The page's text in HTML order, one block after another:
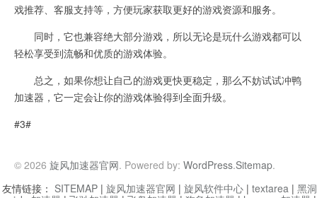
戏推荐、客服支持等，方便玩家获取更好的游戏资源和服务。
同时，它也兼容绝大部分游戏，所以无论是玩什么游戏都可以
轻松享受到流畅和优质的游戏体验。
总之，如果你想让自己的游戏更快更稳定，那么不妨试试冲鸭
加速器，它一定会让你的游戏体验得到全面升级。
#3#
© 2026 旋风加速器官网. Powered by: WordPress.Sitemap.
友情链接： SITEMAP | 旋风加速器官网 | 旋风软件中心 | textarea | 黑